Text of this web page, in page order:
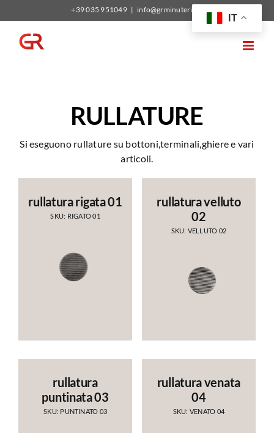
al
contenuto
+39 035 951049 | info@grminuterie.it
RULLATURE
Si eseguono rullature su bottoni,terminali,ghiere e vari
articoli.
rullatura rigata 01
SKU: RIGATO 01
rullatura velluto
02
SKU: VELLUTO 02
rullatura
puntinata 03
SKU: PUNTINATO 03
rullatura venata
04
SKU: VENATO 04
IT